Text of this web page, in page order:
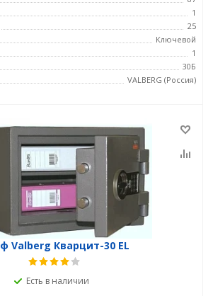
1
25
Ключевой
1
30Б
VALBERG (Россия)
Valberg Кварцит-30 EL
Есть в наличии